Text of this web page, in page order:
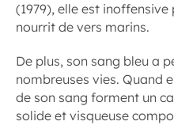
(1979), elle est inoffensive
nourrit de vers marins.
De plus, son sang bleu a
nombreuses vies. Quand
de son sang forment un
solide et visqueuse